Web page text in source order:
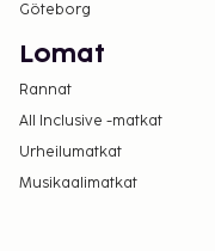
Göteborg
Lomat
Rannat
All Inclusive -matkat
Urheilumatkat
Musikaalimatkat